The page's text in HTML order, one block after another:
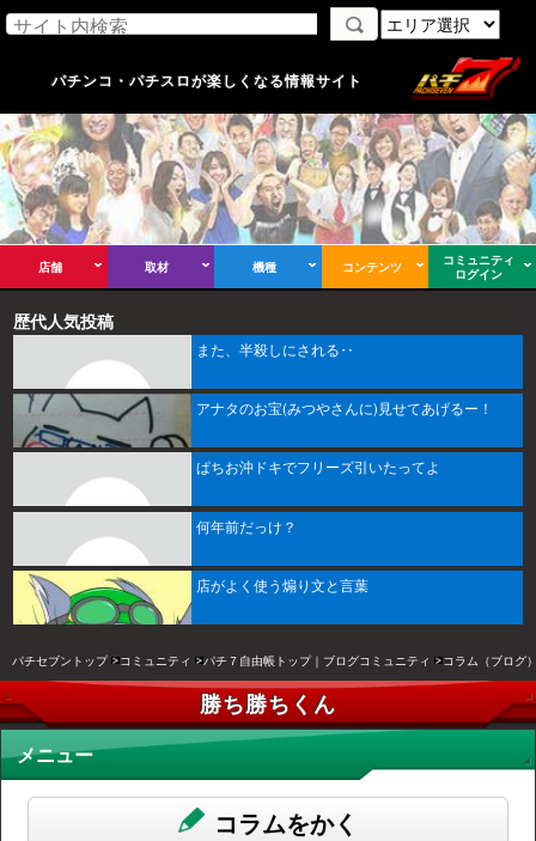
パチンコ・パチスロが楽しくなる情報サイト
店舗 取材 機種 コンテンツ
コミュニティ
ログイン
歴代人気投稿
また、半殺しにされる‥
アナタのお宝(みつやさんに)見せてあげるー！
ぱちお沖ドキでフリーズ引いたってよ
何年前だっけ？
店がよく使う煽り文と言葉
パチセブントップ コミュニティ パチ７自由帳トップ｜ブログコミュニティ コラム（ブログ
勝ち勝ちくん
メニュー
コラムをかく